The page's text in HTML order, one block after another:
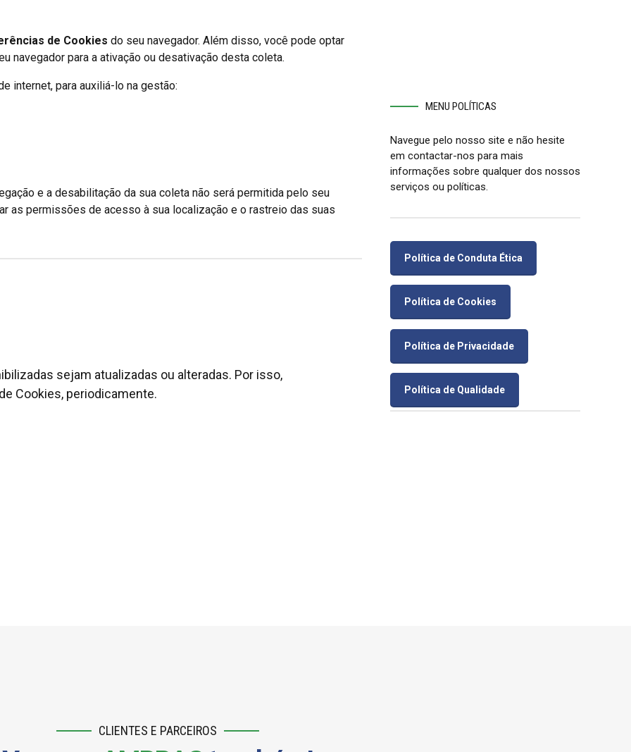
cada página, dentre
de Cookies do seu navegador. Além disso, você pode optar
navegador para a ativação ou desativação desta coleta.
internet, para auxiliá-lo na gestão:
e a desabilitação da sua coleta não será permitida pelo seu
as permissões de acesso à sua localização e o rastreio das suas
sejam atualizadas ou alteradas. Por isso,
Cookies, periodicamente.
MENU POLÍTICAS
Navegue pelo nosso site e não hesite
em contactar-nos para mais
informações sobre qualquer dos nossos
serviços ou políticas.
Política de Conduta Ética
Política de Cookies
Política de Privacidade
Política de Qualidade
CLIENTES E PARCEIROS